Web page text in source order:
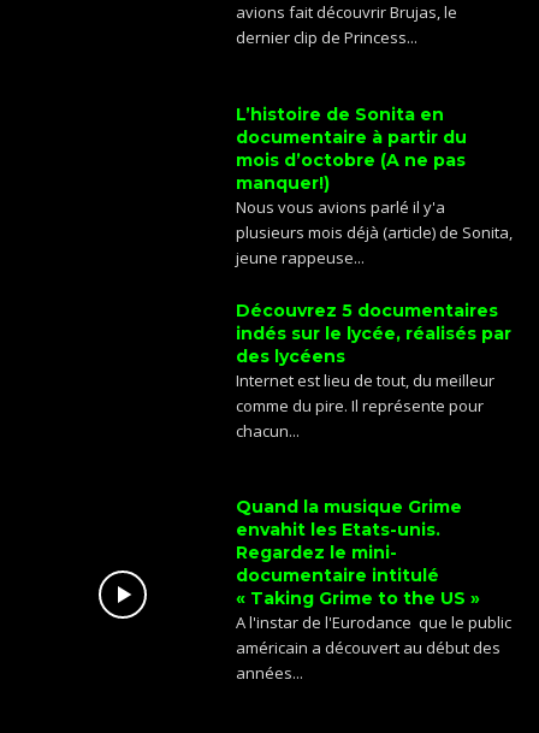
avions fait découvrir Brujas, le
dernier clip de Princess...
L’histoire de Sonita en
documentaire à partir du
mois d’octobre (A ne pas
manquer!)
Nous vous avions parlé il y'a
plusieurs mois déjà (article) de Sonita,
jeune rappeuse...
Découvrez 5 documentaires
indés sur le lycée, réalisés par
des lycéens
Internet est lieu de tout, du meilleur
comme du pire. Il représente pour
chacun...
Quand la musique Grime
envahit les Etats-unis.
Regardez le mini-
documentaire intitulé
« Taking Grime to the US »
A l'instar de l'Eurodance que le public
américain a découvert au début des
années...